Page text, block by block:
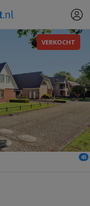
VERKOCHT
45